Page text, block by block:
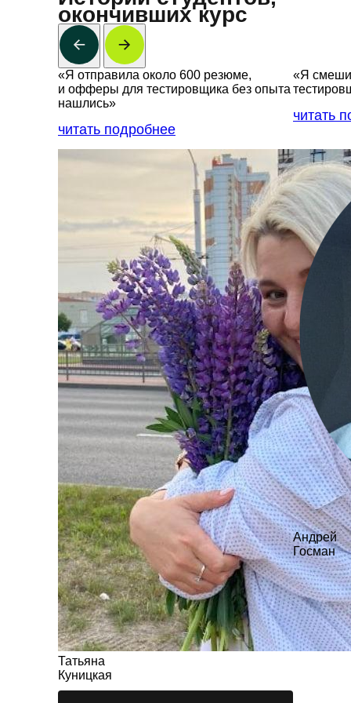
окончивших курс
«Я отправила около 600 резюме,
и офферы для тестировщика без опыта
нашлись»
читать подробнее
Татьяна
Куницкая
«Я
читать
Андрей
Госман